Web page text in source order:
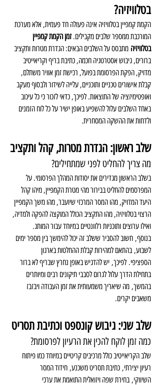
בטלוויזיה?
הקמת קמפיין בטלוויזיה אינה פעולה חד פעמית, אלא מערכת
המורכבת ממספר שלבים מקבילים. זמן הקמת קמפיין
בטלוויזיה מתבסס על השלבים הבאים: הגדרת מטרות ותקציב
ברורים, גיבוש אסטרטגיה חכמה, כתיבת בריף וקריאייטיב
מדויק, הפקת הפרסומת בפועל, רכישת זמן אוויר משתלם,
קבלת אישורים טכניים ותוכניים, עלייה לשידור ולבסוף מעקב
ואופטימיזציה של התוצאות. לפיכך, כדאי לזכור כי כל עיכוב
באחד השלבים עלול להשפיע באופן ישיר על כל לוח הזמנים
ולדחות את ההשקה המסחרית.
שלב ראשון: הגדרת מטרות, קהל ותקציב
מה צריך להחליט לפני שמתחילים?
בשלב הראשון מגדירים את יסודות המהלך הפרסומי. על
המפרסמים להחליט בבירור מהי מטרת הקמפיין, מיהו קהל
היעד המדויק, מהו המסר המרכזי שיועבר, מהו משך הקמפיין
הרצוי בטלוויזיה, מהו התקציב הכולל המוקצה להפקה ולמדיה,
ואילו ערוצים ותוכניות רלוונטיים במיוחד עבור המותג.
בנוסף, חשוב להסביר ששלב זה יכול להימשך בין מספר ימים
לשבוע, בהתאם למהירות קבלת ההחלטות בארגון
הספציפי. לפיכך, יש להדגיש באופן נחרץ שבריף לא ברור
בתחילת הדרך עלול לגרום לסבבי תיקונים רבים ומיותרים
בהמשך, מה שיאריך משמעותית את זמן העבודה ויבזבז
משאבים יקרים.
שלב שני: גיבוש קונספט וכתיבת תסריט
כמה זמן לוקח להכין את הרעיון לפרסומת?
שלב הקריאייטיב כולל מרכיבים קריטיים במיוחד כמו פיתוח
רעיון יצירתי, כתיבת תסריט משכנע, חידוד המסר
השיווקי, בחירת שפה ויזואלית התואמת את ערכי